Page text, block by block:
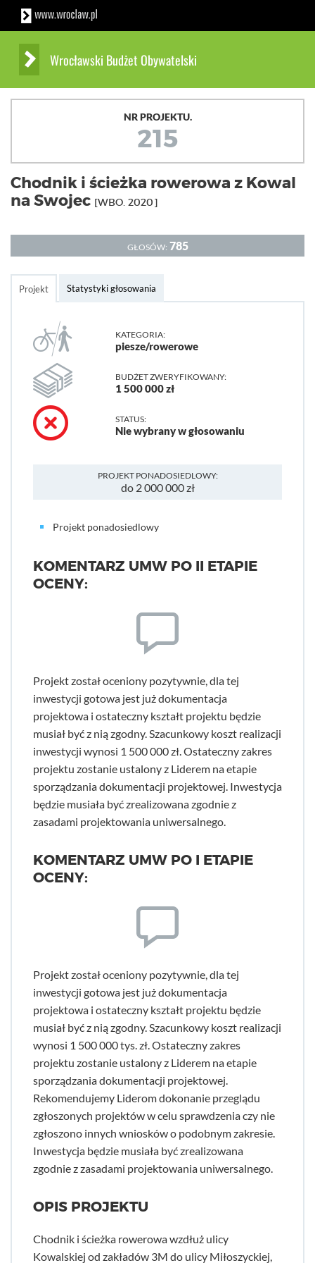
Wrocławski Budżet Obywatelski
NR PROJEKTU.
215
Chodnik i ścieżka rowerowa z Kowal
na Swojec [WBO. 2020]
GŁOSÓW: 785
Projekt Statystyki głosowania
KATEGORIA:
piesze/rowerowe
BUDŻET ZWERYFIKOWANY:
1 500 000 zł
STATUS:
Nie wybrany w głosowaniu
PROJEKT PONADOSIEDLOWY:
do 2 000 000 zł
Projekt ponadosiedlowy
KOMENTARZ UMW PO II ETAPIE
OCENY:
Projekt został oceniony pozytywnie, dla tej
inwestycji gotowa jest już dokumentacja
projektowa i ostateczny kształt projektu będzie
musiał być z nią zgodny. Szacunkowy koszt realizacji
inwestycji wynosi 1 500 000 zł. Ostateczny zakres
projektu zostanie ustalony z Liderem na etapie
sporządzania dokumentacji projektowej. Inwestycja
będzie musiała być zrealizowana zgodnie z
zasadami projektowania uniwersalnego.
KOMENTARZ UMW PO I ETAPIE
OCENY:
Projekt został oceniony pozytywnie, dla tej
inwestycji gotowa jest już dokumentacja
projektowa i ostateczny kształt projektu będzie
musiał być z nią zgodny. Szacunkowy koszt realizacji
wynosi 1 500 000 tys. zł. Ostateczny zakres
projektu zostanie ustalony z Liderem na etapie
sporządzania dokumentacji projektowej.
Rekomendujemy Liderom dokonanie przeglądu
zgłoszonych projektów w celu sprawdzenia czy nie
zgłoszono innych wniosków o podobnym zakresie.
Inwestycja będzie musiała być zrealizowana
zgodnie z zasadami projektowania uniwersalnego.
OPIS PROJEKTU
Chodnik i ścieżka rowerowa wzdłuż ulicy
Kowalskiej od zakładów 3M do ulicy Miłoszyckiej,